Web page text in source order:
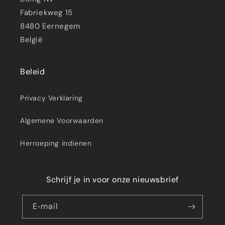
Fabriekweg 15
8480 Eernegem
België
Beleid
Privacy Verklaring
Algemene Voorwaarden
Herroeping indienen
Schrijf je in voor onze nieuwsbrief
E‑mail